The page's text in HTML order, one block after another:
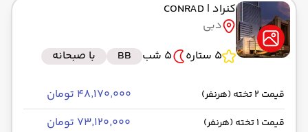
کنراد | CONRAD
دبی
5 ستاره
5 شب BB با صبحانه
قیمت 2 تخته (هرنفر) ۴۸٬۱۷۰٬۰۰۰ تومان
قیمت 1 تخته (هرنفر) ۷۳٬۱۲۰٬۰۰۰ تومان